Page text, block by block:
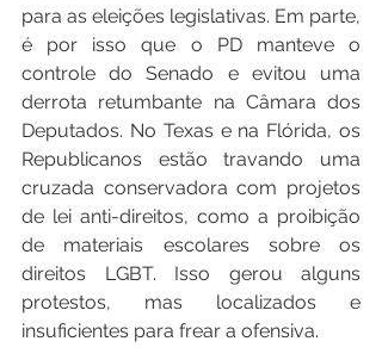
para as eleições legislativas. Em parte,
é por isso que o PD manteve o
controle do Senado e evitou uma
derrota retumbante na Câmara dos
Deputados. No Texas e na Flórida, os
Republicanos estão travando uma
cruzada conservadora com projetos
de lei anti-direitos, como a proibição
de materiais escolares sobre os
direitos LGBT. Isso gerou alguns
protestos, mas localizados e
insuficientes para frear a ofensiva.